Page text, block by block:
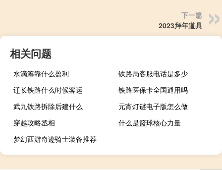
下一篇
2023拜年道具
相关问题
水滴筹靠什么盈利
铁路局客服电话是多少
辽长铁路什么时候客运
铁路医保卡全国通用吗
武九铁路拆除后建什么
元宵灯谜电子版怎么做
穿越攻略丞相
什么是篮球核心力量
梦幻西游奇迹骑士装备推荐